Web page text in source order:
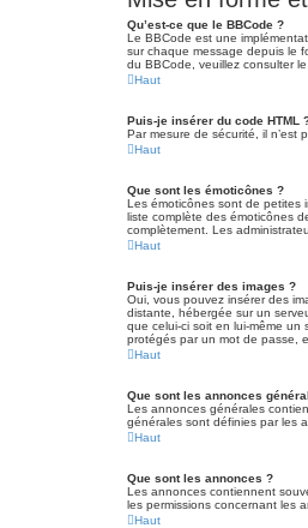
Qu’est-ce que le BBCode ?
Le BBCode est une
sur chaque message depuis le
du BBCode, veuillez consulter
Haut
Puis-je insérer du code HTML
Par mesure de sécurité, il n’est
Haut
Que sont les émoticônes ?
Les émoticônes sont de petites
liste complète des émoticônes
complètement. Les
Haut
Puis-je insérer des images ?
Oui, vous pouvez insérer des
distante, hébergée sur un
que celui-ci soit en lui-même un
protégés par un mot de passe,
Haut
Que sont les annonces
Les annonces générales
générales sont définies par les
Haut
Que sont les annonces ?
Les annonces contiennent
les permissions concernant les
Haut